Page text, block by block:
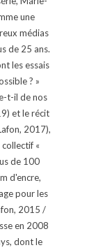
une
médias
de 25 ans.
les essais
? »
t-il de nos
et le récit
2017),
«
de 100
d'encre,
pour les
2015 /
en 2008
dont le